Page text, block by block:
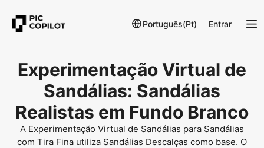
Português(Pt) Entrar
Experimentação Virtual de
Sandálias: Sandálias
Realistas em Fundo Branco
A Experimentação Virtual de Sandálias para Sandálias
com Tira Fina utiliza Sandálias Descalças como base. O